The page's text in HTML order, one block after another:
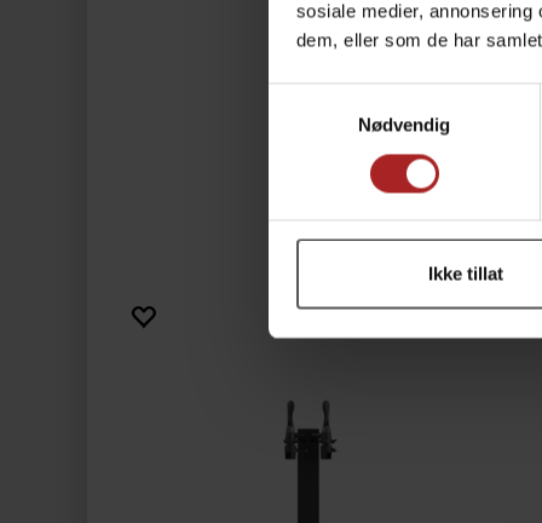
sosiale medier,
dem, eller som de har
Nødvendig
Ikke tillat